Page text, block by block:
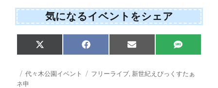
気になるイベントをシェア
Share
on
X
(
w
i
Share
on
F
a
e
b
Share
on
E
m
i
l
Share
on
S
M
投
稿
カ
テ
代々木公園イベント
タ
フリーライブ, 新世紀えぴっくすたぁ
ネ申